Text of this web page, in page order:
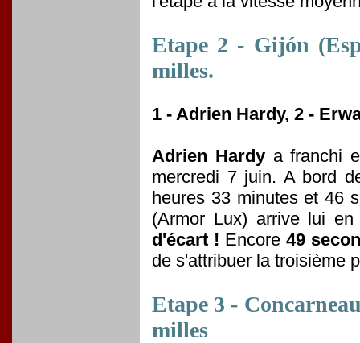
Etape 2 - Gijón
milles.
1 - Adrien Hardy, 2 -
Adrien Hardya franchi
mercredi 7 juin. A bord
heures 33 minutes et 46
(Armor Lux) arrive lui
d'écart ! Encore 49
de s'attribuer la troisième
Etape 3 -
milles